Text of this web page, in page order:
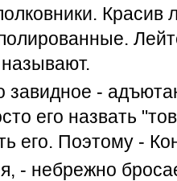
Красив
завидное -
его назвать
его. Поэтому -
- небрежно